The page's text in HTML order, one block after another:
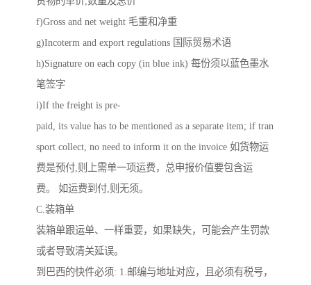
f)Gross and net weight 毛重和净重
g)Incoterm and export regulations 国际贸易术语
h)Signature on each copy (in blue ink) 每份须以蓝色墨水
笔签字
i)If the freight is pre-
paid, its value has to be mentioned as a separate item; if tran
sport collect, no need to inform it on the invoice 如货物运
费是预付,则上需单一项运费，总申报价值要包含运
费。 如运费到付,则无须。
C.装箱单
装箱单跟运单、一样重要，如果缺失，可能会产生罚款
或者导致清关延误。
到巴西的快件必须: 1.邮编与地址对应，且必须有税号，